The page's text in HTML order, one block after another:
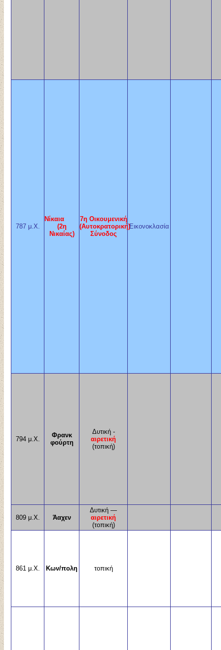
787 μ.Χ.
Νίκαια
(2η
Νικαίας)
7η Οικουμενική
(Αυτοκρατορική)
Σύνοδος
Εικονοκλασία
794 μ.Χ.
Φρανκ
φούρτη
Δυτική -
αιρετική
(τοπική)
809 μ.Χ. Άαχεν
Δυτική —
αιρετική
(τοπική)
861 μ.Χ. Κων/πολη τοπική